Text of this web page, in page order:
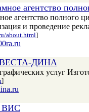
агентство
агентство полного
и проведение
about.html]
ВЕСТА-ДИНА
услуг
]
ВИС